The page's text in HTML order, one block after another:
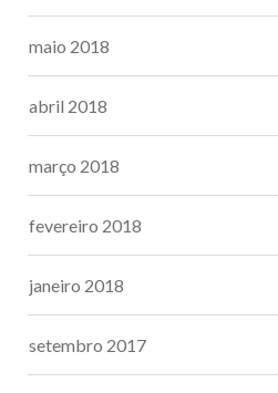
maio 2018
abril 2018
março 2018
fevereiro 2018
janeiro 2018
setembro 2017